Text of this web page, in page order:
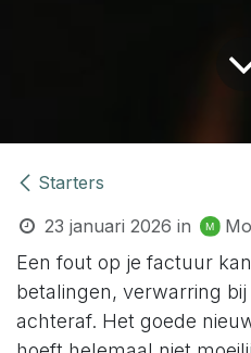
Starters
23 januari 2026 in
Een fout op je factuur
betalingen, verwarring
achteraf. Het goede